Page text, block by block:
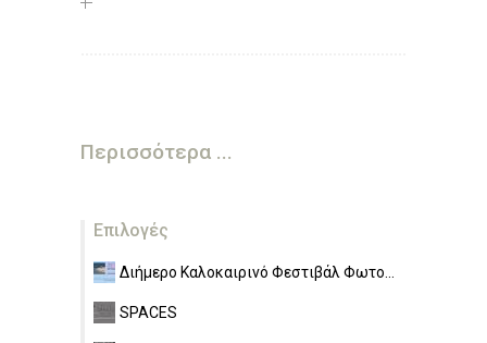
Περισσότερα ...
Επιλογές
Διήμερο Καλοκαιρινό Φεστιβάλ Φωτο...
SPACES